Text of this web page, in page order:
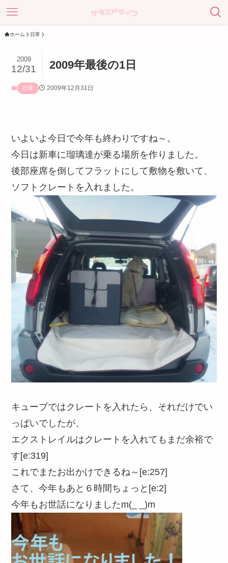
ホーム 日常
2009年最後の1日
2009
12/31
日常 2009年12月31日
いよいよ今日で今年も終わりですね～。
今日は新車に瑠璃達が乗る場所を作りました。
後部座席を倒してフラットにして敷物を敷いて、
ソフトクレートを入れました。
キューブではクレートを入れたら、それだけでい
っぱいでしたが、
エクストレイルはクレートを入れてもまだ余裕で
す[e:319]
これでまたお出かけできるね～[e:257]
さて、今年もあと６時間ちょっと[e:2]
今年もお世話になりましたm(_ _)m